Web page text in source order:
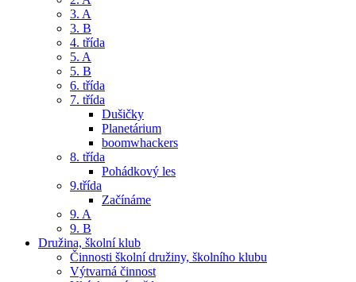
3. A
3. B
4. třída
5. A
5. B
6. třída
7. třída
Dušičky
Planetárium
boomwhackers
8. třída
Pohádkový les
9.třída
Začínáme
9. A
9. B
Družina, školní klub
Činnosti školní družiny, školního klubu
Výtvarná činnost